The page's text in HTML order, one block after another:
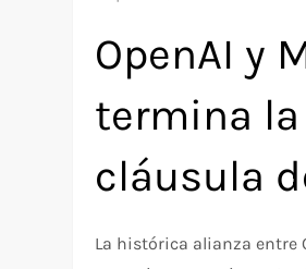
OpenAI y
termina
cláusula
La histórica alianza entre